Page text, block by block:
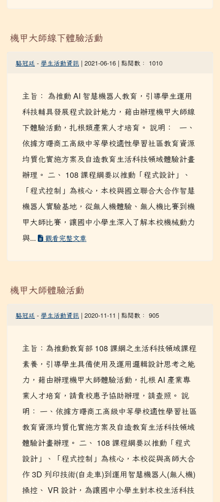
機甲大師線下體驗活動
駱冠廷 學生活動資訊 | 2021-06-16 | 點閱數： 1010
主旨： 為推動 AI 智慧機器人教育，引導學生運用
科技輔具發展程式設計能力，藉由辦理機甲大師線
下體驗活動，扎根類產業人才培育。 說明： 一、
依據方曙商工高級中等學校適性學習社區教育資源
均質化實施方案及自造教育生活科技領域體驗計畫
辦理。 二、 108 課程綱要以推動「程式設計」、
「程式控制」為核心，本校與國立聯合大合作智慧
機器人實驗基地，從無人機體驗、無人機比賽到機
甲大師比賽，讓國中小學生深入了解本校機械動力
與...
觀看完整文章
機甲大師體驗活動
駱冠廷 學生活動資訊 | 2020-11-11 | 點閱數： 905
主旨：為推動教育部 108 課綱之生活科技領域課程
素養，引導學生具備使用及運用邏輯設計思考之能
力，藉由辦理機甲大師體驗活動，扎根 AI 產業專
業人才培育，請貴校惠予協助辦理，請查照。 說
明： 一、依據方曙商工高級中等學校適性學習社區
教育資源均質化實施方案及自造教育生活科技領域
體驗計畫辦理。 二、 108 課程綱要以推動「程式
設計」、「程式控制」為核心，本校從與高師大合
作 3D 列印技術(自走車)到運用智慧機器人(無人機)
操控、 VR 設計，為讓國中小學生對本校生活科技